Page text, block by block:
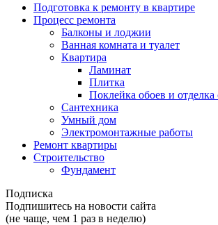
Подготовка к ремонту в квартире
Процесс ремонта
Балконы и лоджии
Ванная комната и туалет
Квартира
Ламинат
Плитка
Поклейка обоев и отделка
Сантехника
Умный дом
Электромонтажные работы
Ремонт квартиры
Строительство
Фундамент
Подписка
Подпишитесь на новости сайта
(не чаще, чем 1 раз в неделю)